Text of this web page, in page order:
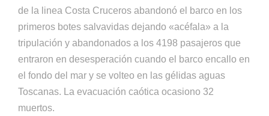
de la linea Costa Cruceros abandonó el barco en los
primeros botes salvavidas dejando «acéfala» a la
tripulación y abandonados a los 4198 pasajeros que
entraron en desesperación cuando el barco encallo en
el fondo del mar y se volteo en las gélidas aguas
Toscanas. La evacuación caótica ocasiono 32
muertos.